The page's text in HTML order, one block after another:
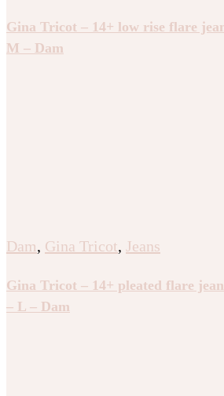
Gina Tricot – 14+ low rise flare
M – Dam
Dam, Gina Tricot, Jeans
Gina Tricot – 14+ pleated flare
– L – Dam